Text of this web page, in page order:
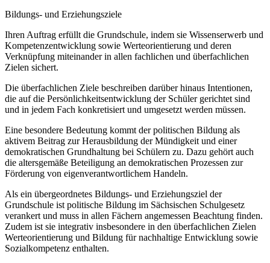
Bildungs- und Erziehungsziele
Ihren Auftrag erfüllt die Grundschule, indem sie Wissenserwerb und
Kompetenzentwicklung sowie Werteorientierung und deren
Verknüpfung miteinander in allen fachlichen und überfachlichen
Zielen sichert.
Die überfachlichen Ziele beschreiben darüber hinaus Intentionen,
die auf die Persönlichkeitsentwicklung der Schüler gerichtet sind
und in jedem Fach konkretisiert und umgesetzt werden müssen.
Eine besondere Bedeutung kommt der politischen Bildung als
aktivem Beitrag zur Herausbildung der Mündigkeit und einer
demokratischen Grundhaltung bei Schülern zu. Dazu gehört auch
die altersgemäße Beteiligung an demokratischen Prozessen zur
Förderung von eigenverantwortlichem Handeln.
Als ein übergeordnetes Bildungs- und Erziehungsziel der
Grundschule ist politische Bildung im Sächsischen Schulgesetz
verankert und muss in allen Fächern angemessen Beachtung finden.
Zudem ist sie integrativ insbesondere in den überfachlichen Zielen
Werteorientierung und Bildung für nachhaltige Entwicklung sowie
Sozialkompetenz enthalten.